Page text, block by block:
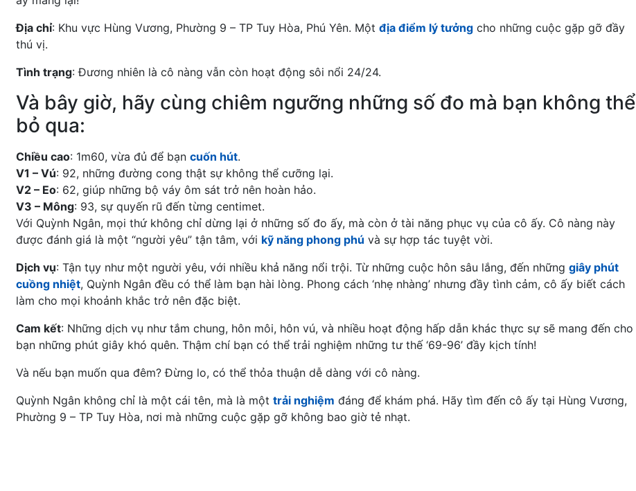
Địa chỉ: Khu vực Hùng Vương, Phường 9 – TP Tuy Hòa, Phú Yên. Một địa điểm lý tưởng cho những cuộc gặp gỡ đầy
thú vị.
Tình trạng: Đương nhiên là cô nàng vẫn còn hoạt động sôi nổi 24/24.
Và bây giờ, hãy cùng chiêm ngưỡng những số đo mà bạn không thể
bỏ qua:
Chiều cao: 1m60, vừa đủ để bạn cuốn hút.
V1 – Vú: 92, những đường cong thật sự không thể cưỡng lại.
V2 – Eo: 62, giúp những bộ váy ôm sát trở nên hoàn hảo.
V3 – Mông: 93, sự quyến rũ đến từng centimet.
Với Quỳnh Ngân, mọi thứ không chỉ dừng lại ở những số đo ấy, mà còn ở tài năng phục vụ của cô ấy. Cô nàng này
được đánh giá là một “người yêu” tận tâm, với kỹ năng phong phú và sự hợp tác tuyệt vời.
Dịch vụ: Tận tụy như một người yêu, với nhiều khả năng nổi trội. Từ những cuộc hôn sâu lắng, đến những giây phút
cuồng nhiệt, Quỳnh Ngân đều có thể làm bạn hài lòng. Phong cách ‘nhẹ nhàng’ nhưng đầy tình cảm, cô ấy biết cách
làm cho mọi khoảnh khắc trở nên đặc biệt.
Cam kết: Những dịch vụ như tắm chung, hôn môi, hôn vú, và nhiều hoạt động hấp dẫn khác thực sự sẽ mang đến cho
bạn những phút giây khó quên. Thậm chí bạn có thể trải nghiệm những tư thế ‘69-96’ đầy kịch tính!
Và nếu bạn muốn qua đêm? Đừng lo, có thể thỏa thuận dễ dàng với cô nàng.
Quỳnh Ngân không chỉ là một cái tên, mà là một trải nghiệm đáng để khám phá. Hãy tìm đến cô ấy tại Hùng Vương,
Phường 9 – TP Tuy Hòa, nơi mà những cuộc gặp gỡ không bao giờ tẻ nhạt.